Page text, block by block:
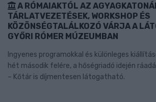
A RÓMAIAKTÓL AZ
TÁRLATVEZETÉSEK, WORKSHOP ÉS
KÖZÖNSÉGTALÁLKOZÓ VÁRJA A
GYŐRI RÓMER MÚZEUMBAN
Ingyenes programokkal és különleges
hét második felére, a hőségriadó idején
– Kőtár is díjmentesen látogatható.